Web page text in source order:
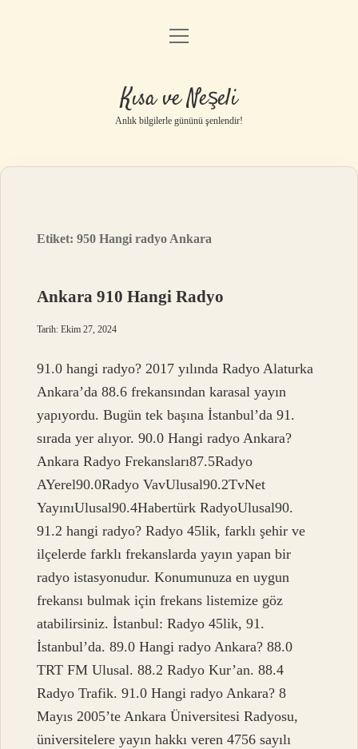
Anasayfa
Yasal Uyarı
menüyü
Kısa ve Neşeli
Anlık bilgilerle gününü şenlendir!
Etiket:950 Hangi radyo Ankara
Ankara 910 Hangi Radyo
Tarih: Ekim 27, 2024
91.0 hangi radyo? 2017 yılında Radyo Alaturka
Ankara’da 88.6 frekansından karasal yayın
yapıyordu. Bugün tek başına İstanbul’da 91.
sırada yer alıyor. 90.0 Hangi radyo Ankara?
Ankara Radyo Frekansları87.5Radyo
AYerel90.0Radyo VavUlusal90.2TvNet
YayınıUlusal90.4Habertürk RadyoUlusal90.
91.2 hangi radyo? Radyo 45lik, farklı şehir ve
ilçelerde farklı frekanslarda yayın yapan bir
radyo istasyonudur. Konumunuza en uygun
frekansı bulmak için frekans listemize göz
atabilirsiniz. İstanbul: Radyo 45lik, 91.
İstanbul’da. 89.0 Hangi radyo Ankara? 88.0
TRT FM Ulusal. 88.2 Radyo Kur’an. 88.4
Radyo Trafik. 91.0 Hangi radyo Ankara? 8
Mayıs 2005’te Ankara Üniversitesi Radyosu,
üniversitelere yayın hakkı veren 4756 sayılı